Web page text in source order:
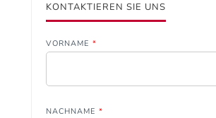
KONTAKTIEREN SIE UNS
VORNAME *
NACHNAME *